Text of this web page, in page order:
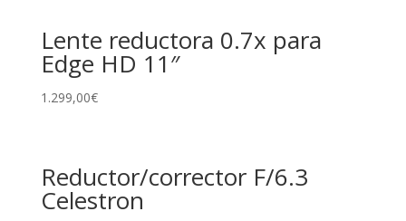
Lente reductora 0.7x para
Edge HD 11″
1.299,00€
Reductor/corrector F/6.3
Celestron